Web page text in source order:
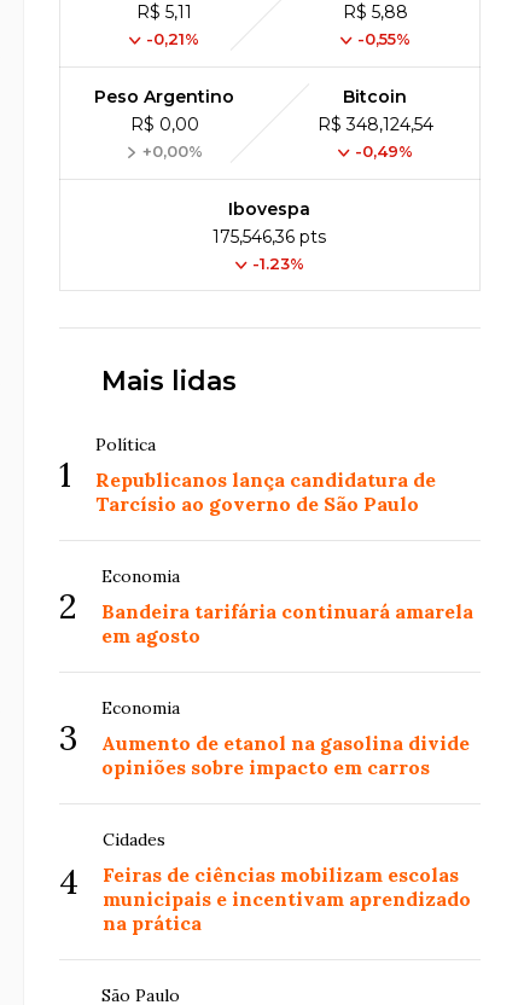
R$ 5,11
-0,21%
R$ 5,88
-0,55%
Peso Argentino
R$ 0,00
+0,00%
Bitcoin
R$ 348,124,54
-0,49%
Ibovespa
175,546,36 pts
-1.23%
Mais lidas
1
Política
Republicanos lança candidatura de
Tarcísio ao governo de São Paulo
2
Economia
Bandeira tarifária continuará amarela
em agosto
3
Economia
Aumento de etanol na gasolina divide
opiniões sobre impacto em carros
4
Cidades
Feiras de ciências mobilizam escolas
municipais e incentivam aprendizado
na prática
São Paulo